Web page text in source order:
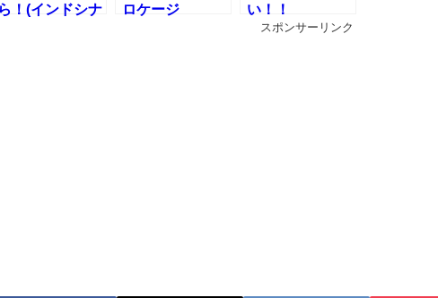
！(インドシナ
ロケージ
い！！
スポンサーリンク